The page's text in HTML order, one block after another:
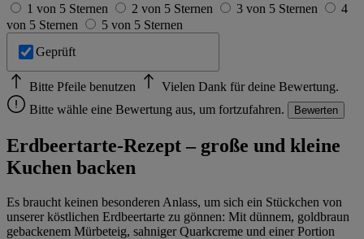
1 von 5 Sternen
2 von 5 Sternen 3 von 5 Sternen
4
von 5 Sternen
5 von 5 Sternen
Geprüft
Bitte Pfeile benutzen
Vielen Dank für deine Bewertung.
Bitte wähle eine Bewertung aus, um fortzufahren.
Bewerten
Erdbeertarte-Rezept – große und kleine
Kuchen backen
Es braucht keinen besonderen Anlass, um sich ein Stückchen von
unserer köstlichen Erdbeertarte zu gönnen: Mit dünnem, goldbraun
gebackenem Mürbeteig, sahniger Quarkcreme und einer Portion